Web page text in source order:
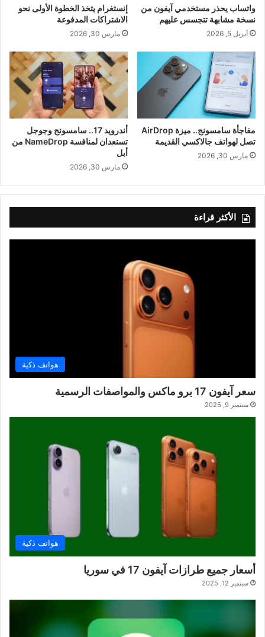
واتساب يحذر مستخدمي آيفون من
نسخة مشابهة تتجسس عليهم
أبريل 5, 2026
إنستغرام يتخذ الخطوة الأولى نحو
الاشتراكات المدفوعة
مارس 30, 2026
مفاجأة سامسونج.. ميزة AirDrop
تصل لهواتف جالاكسي القديمة
مارس 30, 2026
أندرويد 17.. سامسونج وجوجل
تستعدان لمنافسة NameDrop من
أبل
مارس 30, 2026
الأكثر قراءة
هواتف ذكية
سعر آيفون 17 برو ماكس والمواصفات الرسمية
سبتمبر 9, 2025
هواتف ذكية
أسعار جميع طرازات آيفون 17 في سوريا
سبتمبر 12, 2025